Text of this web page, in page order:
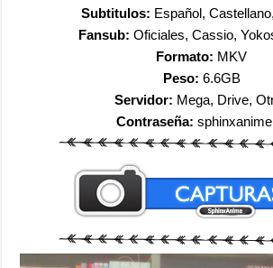
Subtitulos: Español,
Fansub: Oficiales, Cassio,
Formato: MKV
Peso: 6.6GB
Servidor: Mega, Drive,
Contraseña: